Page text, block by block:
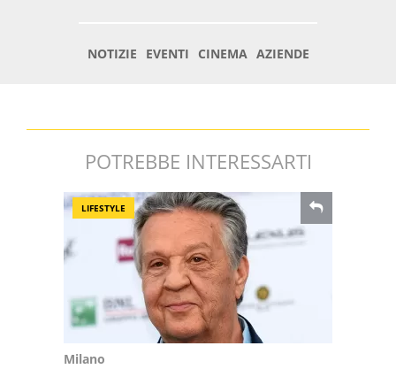
POTREBBE INTERESSARTI
LIFESTYLE
Milano